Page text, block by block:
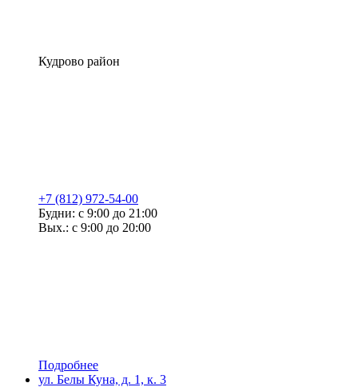
Кудрово район
+7 (812) 972-54-00
Будни: с 9:00 до 21:00
Вых.: с 9:00 до 20:00
Подробнее
ул. Белы Куна, д. 1, к. 3